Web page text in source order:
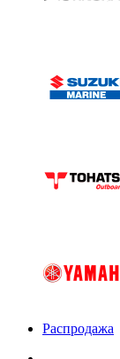
Распродажа